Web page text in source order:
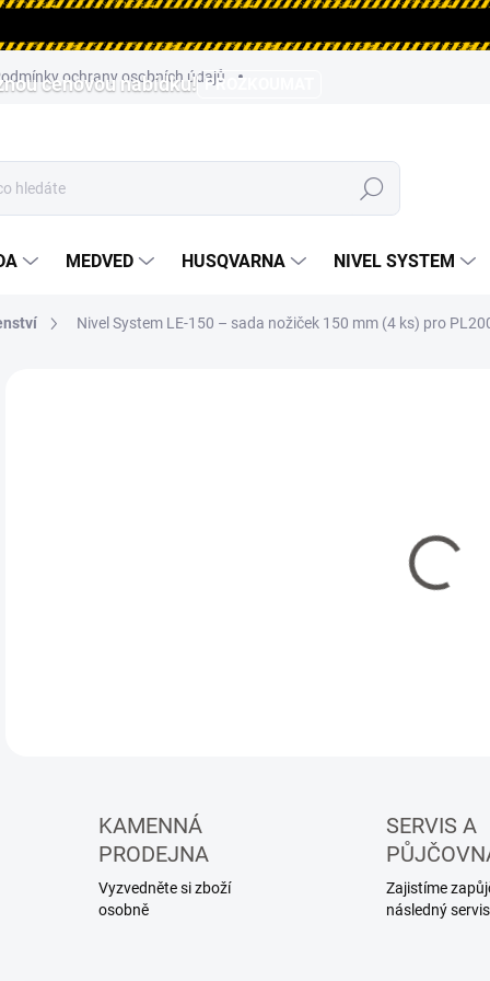
cenovou nabídku! PROZKOUMAT
ochrany osobních údajů
Hledat
MEDVED HUSQVARNA NIVEL SYSTEM
Nivel System LE-150 – sada nožiček 150 mm (4 ks) pro
KAMENNÁ
PRODEJNA
Vyzvedněte si zboží
osobně
SERVIS A
Zajistíme
následný servis